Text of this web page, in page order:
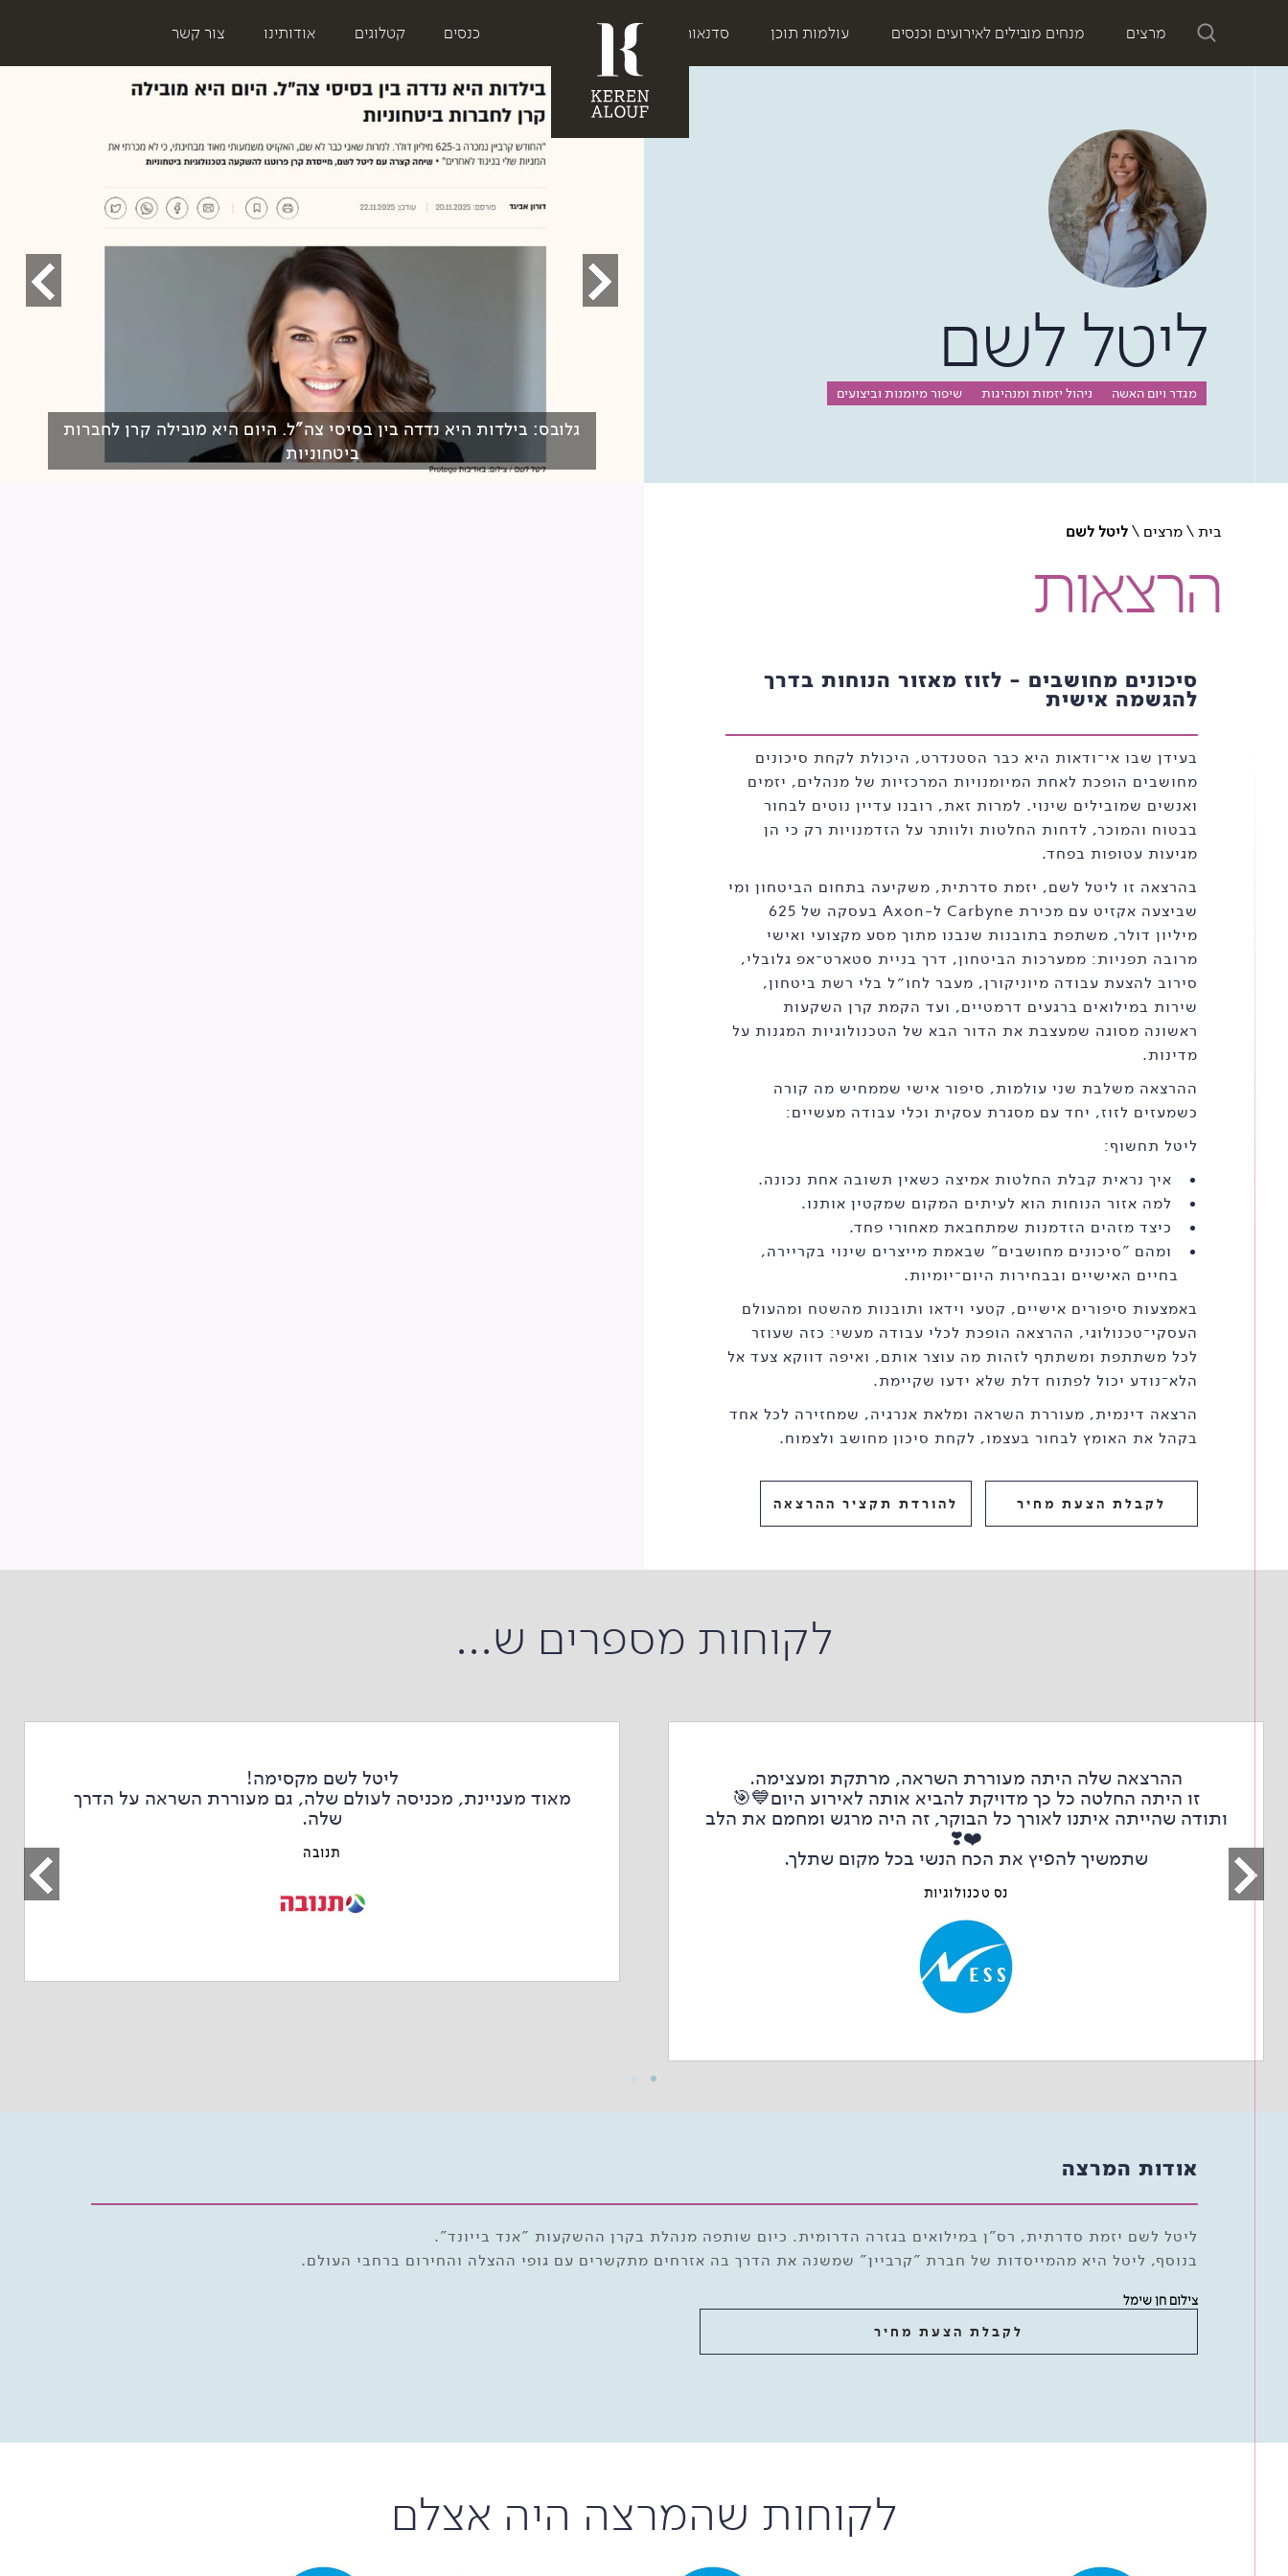
מרצים מנחים מובילים לאירועים וכנסים עולמות תוכן סדנאות כנסים קטלוגים אודותינו צור קשר
גלובס: בילדות היא נדדה בין בסיסי צה"ל. היום היא מובילה קרן לחברות
ביטחוניות
ליטל לשם
מגדר ויום האשה ניהול יזמות ומנהיגות שיפור מיומנות וביצועים
בית\מרצים \ליטל לשם
הרצאות
סיכונים מחושבים - לזוז מאזור הנוחות בדרך
להגשמה אישית
בעידן שבו אי־ודאות היא כבר הסטנדרט, היכולת לקחת סיכונים
מחושבים הופכת לאחת המיומנויות המרכזיות של מנהלים, יזמים
ואנשים שמובילים שינוי. למרות זאת, רובנו עדיין נוטים לבחור
בבטוח והמוכר, לדחות החלטות ולוותר על הזדמנויות רק כי הן
מגיעות עטופות בפחד.
בהרצאה זו ליטל לשם, יזמת סדרתית, משקיעה בתחום הביטחון ומי
שביצעה אקזיט עם מכירת Carbyne ל-Axon בעסקה של 625
מיליון דולר, משתפת בתובנות שנבנו מתוך מסע מקצועי ואישי
מרובה תפניות: ממערכות הביטחון, דרך בניית סטארט־אפ גלובלי,
סירוב להצעת עבודה מיוניקורן, מעבר לחו״ל בלי רשת ביטחון,
שירות במילואים ברגעים דרמטיים, ועד הקמת קרן השקעות
ראשונה מסוגה שמעצבת את הדור הבא של הטכנולוגיות המגנות על
מדינות.
ההרצאה משלבת שני עולמות, סיפור אישי שממחיש מה קורה
כשמעזים לזוז, יחד עם מסגרת עסקית וכלי עבודה מעשיים:
ליטל תחשוף:
⁠ ⁠איך נראית קבלת החלטות אמיצה כשאין תשובה אחת נכונה.
⁠ ⁠למה אזור הנוחות הוא לעיתים המקום שמקטין אותנו.
⁠ ⁠כיצד מזהים הזדמנות שמתחבאת מאחורי פחד.
⁠ ⁠ומהם "סיכונים מחושבים" שבאמת מייצרים שינוי בקריירה,
בחיים האישיים ובבחירות היום־יומיות.
באמצעות סיפורים אישיים, קטעי וידאו ותובנות מהשטח ומהעולם
העסקי־טכנולוגי, ההרצאה הופכת לכלי עבודה מעשי: כזה שעוזר
לכל משתתפת ומשתתף לזהות מה עוצר אותם, ואיפה דווקא צעד אל
הלא־נודע יכול לפתוח דלת שלא ידעו שקיימת.
הרצאה דינמית, מעוררת השראה ומלאת אנרגיה, שמחזירה לכל אחד
בקהל את האומץ לבחור בעצמו, לקחת סיכון מחושב ולצמוח.
לקבלת הצעת מחיר להורדת תקציר ההרצאה
לקוחות מספרים ש...
ההרצאה שלה היתה מעוררת השראה, מרתקת ומעצימה.
זו היתה החלטה כל כך מדויקת להביא אותה לאירוע היום💙🎯
ותודה שהייתה איתנו לאורך כל הבוקר, זה היה מרגש ומחמם את הלב
❤️❣️
שתמשיך להפיץ את הכח הנשי בכל מקום שתלך.
נס טכנולוגיות
ליטל לשם מקסימה!
מאוד מעניינת, מכניסה לעולם שלה, גם מעוררת השראה על הדרך
שלה.
תנובה
אודות המרצה
ליטל לשם יזמת סדרתית, רס"ן במילואים בגזרה הדרומית. כיום שותפה מנהלת בקרן ההשקעות "אנד בייונד".
בנוסף, ליטל היא מהמייסדות של חברת "קרביין" שמשנה את הדרך בה אזרחים מתקשרים עם גופי ההצלה והחירום ברחבי העולם.
צילום חן שימל
לקבלת הצעת מחיר
לקוחות שהמרצה היה אצלם